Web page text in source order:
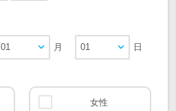
01 月 01 日
女性